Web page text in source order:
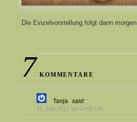
Die Einzelvorstellung folgt dann morgen.
7 KOMMENTARE
Tanja said:
25. Juni 2012 um 21:08 Uhr